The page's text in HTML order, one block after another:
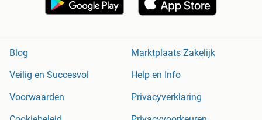
Blog
Marktplaats Zakelijk
Veilig en Succesvol
Help en Info
Voorwaarden
Privacyverklaring